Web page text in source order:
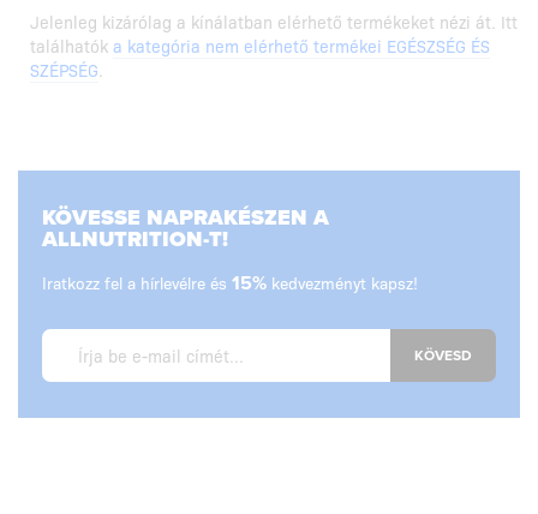
Jelenleg kizárólag a kínálatban elérhető termékeket nézi át. Itt
találhatók a kategória nem elérhető termékei EGÉSZSÉG ÉS
SZÉPSÉG
KÖVESSE NAPRAKÉSZEN A
ALLNUTRITION-T!
Iratkozz fel a hírlevélre és 15% kedvezményt kapsz!
KÖVESD